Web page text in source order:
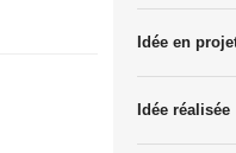
Idée en
Idée réalisée